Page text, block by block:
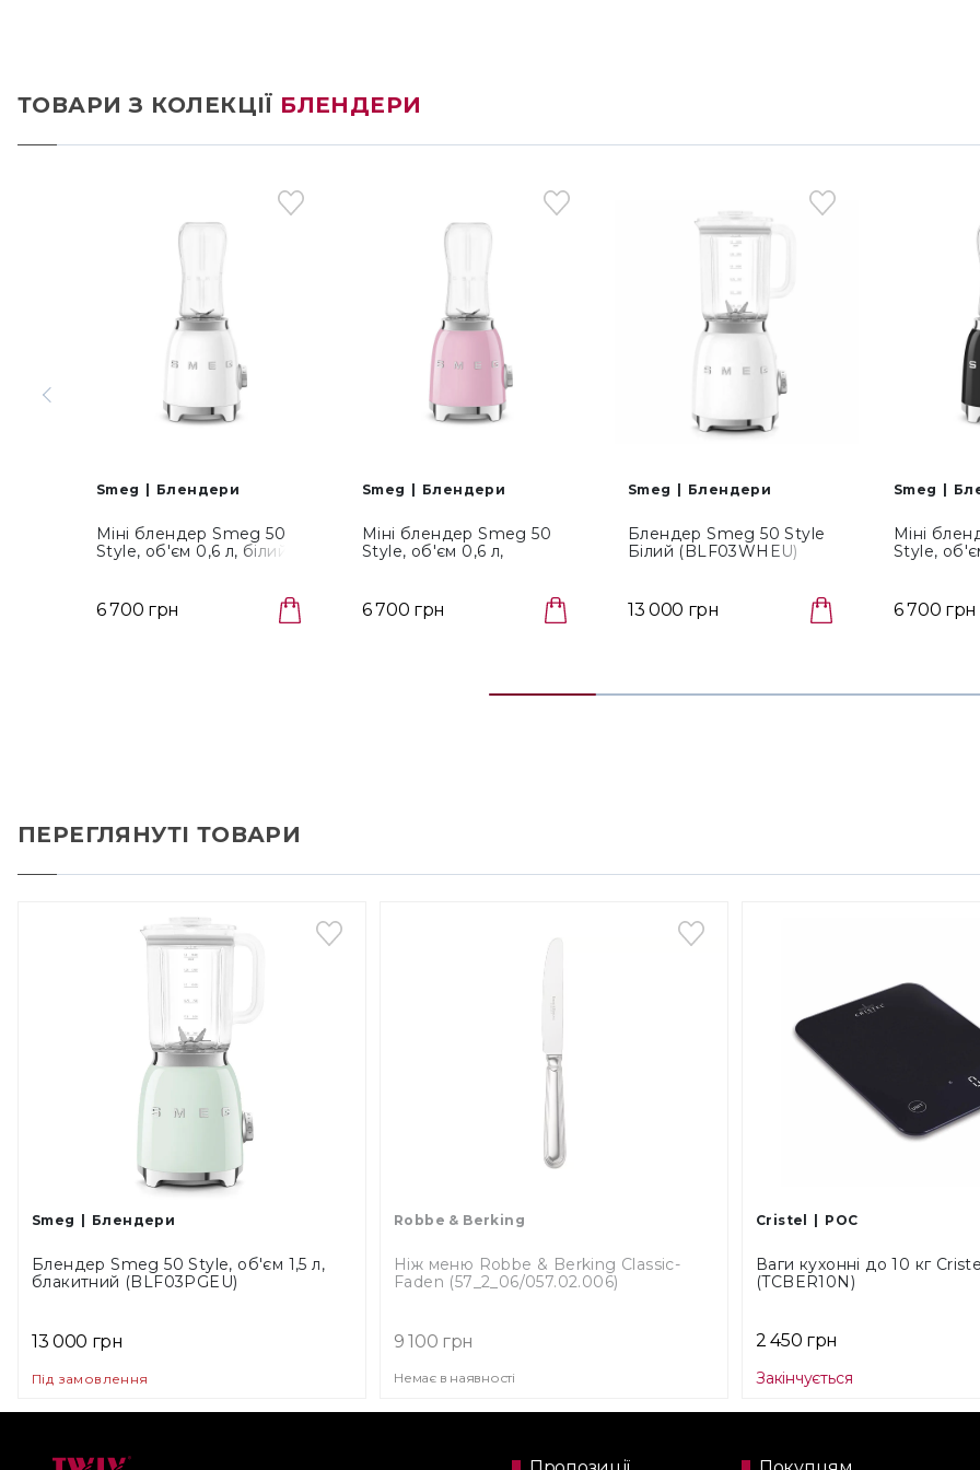
•
•
•
•
•
•
•
•
ТОВАРИ З КОЛЕКЦІЇ БЛЕНДЕРИ
Smeg Блендери
Міні блендер Smeg 50
Style, об'єм 0,6 л, білий
6 700 грн
Smeg Блендери
Міні блендер Smeg 50
Style, об'єм 0,6 л,
6 700 грн
Smeg Блендери
Блендер Smeg 50 Style
Білий (BLF03WHEU)
13 000 грн
Smeg
Міні
Style,
6 700 грн
ПЕРЕГЛЯНУТІ ТОВАРИ
Smeg Блендери
Блендер Smeg 50 Style, об'єм 1,5 л,
блакитний (BLF03PGEU)
13 000 грн
Під замовлення
Robbe & Berking
Ніж меню Robbe & Berking Classic-
Faden (57_2_06/057.02.006)
9 100 грн
Немає в наявності
Cristel POC
Ваги кухонні до 10 кг
(TCBER10N)
2 450 грн
Закінчується